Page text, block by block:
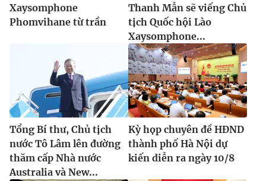
Xaysomphone
Phomvihane từ trần
Thanh Mẫn sẽ viếng Chủ
tịch Quốc hội Lào
Xaysomphone...
Tổng Bí thư, Chủ tịch
nước Tô Lâm lên đường
thăm cấp Nhà nước
Australia và New...
Kỳ họp chuyên đề HĐND
thành phố Hà Nội dự
kiến diễn ra ngày 10/8